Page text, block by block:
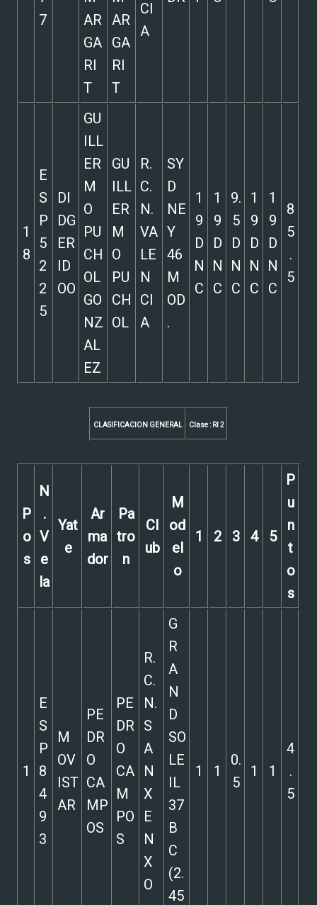
7
AR
GA
RI
T
AR
GA
RI
T
CI
A
1
8
E
S
P
5
2
2
5
DI
DG
ER
ID
OO
GU
ILL
ER
M
O
PU
CH
OL
GO
NZ
AL
EZ
GU
ILL
ER
M
O
PU
CH
OL
R.
C.
N.
VA
LE
N
CI
A
SY
D
NE
Y
46
M
OD
.
1
9
D
N
C
1
9
D
N
C
9.
5
D
N
C
1
9
D
N
C
1
9
D
N
C
8
5
.
5
CLASIFICACION GENERAL Clase : RI 2
P
o
s
N
.
V
e
la
Yat
e
Ar
ma
dor
Pa
tro
n
Cl
ub
M
od
el
o
1 2 3 4 5
P
u
n
t
o
s
1
E
S
P
8
4
9
3
M
OV
IST
AR
PE
DR
O
CA
MP
OS
PE
DR
O
CA
M
PO
S
R.
C.
N.
S
A
N
X
E
N
X
O
G
R
A
N
D
SO
LE
IL
37
B
C
(2.
45
1 1
0.
5
1 1
4
.
5